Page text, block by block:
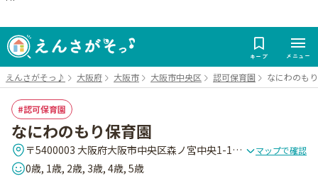
キープ メニュー
えんさがそっ♪ 大阪府 大阪市 大阪市中央区 認可保育園 なにわのも
認可保育園
なにわのもり保育園
〒5400003 大阪府大阪市中央区森ノ宮中央1-11-11 マップで確認
0歳, 1歳, 2歳, 3歳, 4歳, 5歳